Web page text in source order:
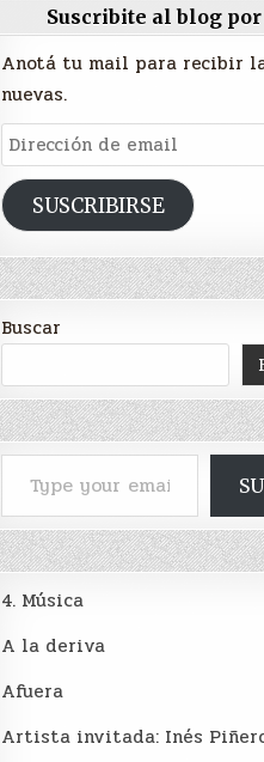
Suscribite al blog
Anotá tu mail para recibir
nuevas.
Dirección
de
emailSUSCRIBIRSE
Buscar
Type your email…
4. Música
A la deriva
Afuera
Artista invitada: Inés